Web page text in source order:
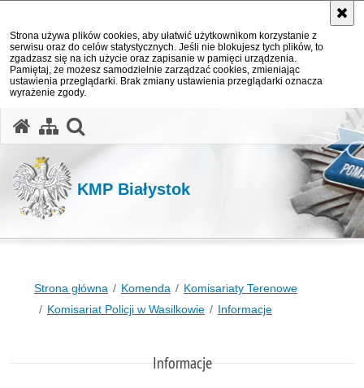
Strona używa plików cookies, aby ułatwić użytkownikom korzystanie z
serwisu oraz do celów statystycznych. Jeśli nie blokujesz tych plików, to
zgadzasz się na ich użycie oraz zapisanie w pamięci urządzenia.
Pamiętaj, że możesz samodzielnie zarządzać cookies, zmieniając
ustawienia przeglądarki. Brak zmiany ustawienia przeglądarki oznacza
wyrażenie zgody.
KMP Białystok
Strona główna Komenda
Komisariaty Terenowe
Komisariat Policji w Wasilkowie
Informacje
Informacje